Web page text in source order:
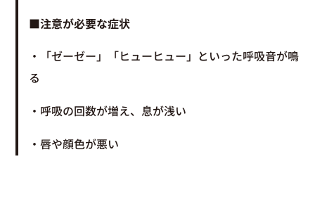
■注意が必要な症状
・「ゼーゼー」「ヒューヒュー」といった呼吸音が鳴
る
・呼吸の回数が増え、息が浅い
・唇や顔色が悪い